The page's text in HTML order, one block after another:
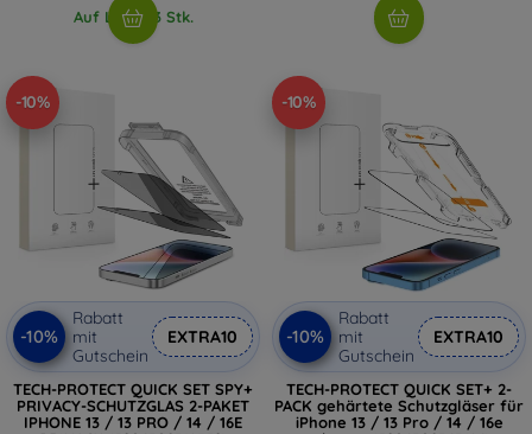
Auf Lager 3 Stk.
-10%
-10%
Rabatt
mit
Gutschein
EXTRA10
TECH-PROTECT QUICK SET SPY+
PRIVACY-SCHUTZGLAS 2-PAKET
IPHONE 13 / 13 PRO / 14 / 16E
-10%
-10%
Rabatt
mit
Gutschein
EXTRA10
TECH-PROTECT QUICK SET+ 2-
PACK gehärtete Schutzgläser für
iPhone 13 / 13 Pro / 14 / 16e